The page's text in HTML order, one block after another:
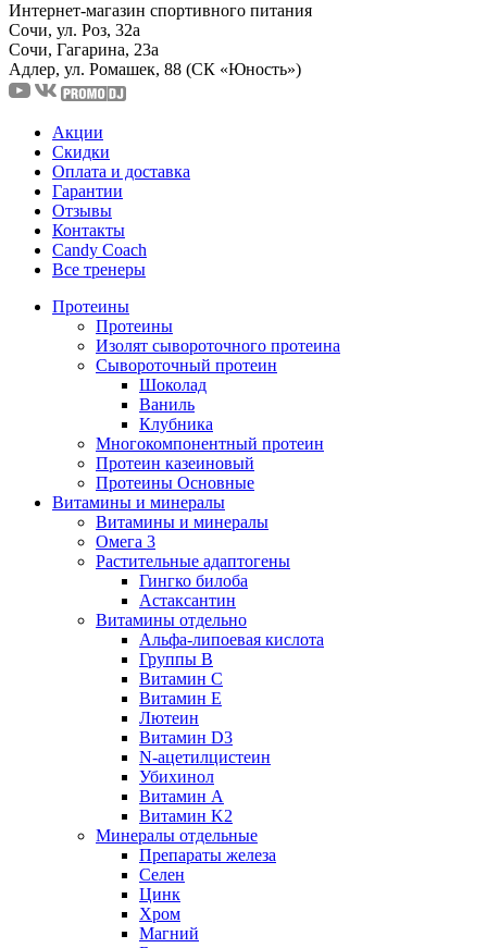
Интернет-магазин спортивного питания
Сочи, ул. Роз, 32а
Сочи, Гагарина, 23а
Адлер, ул. Ромашек, 88 (СК «Юность»)
Акции
Скидки
Оплата и доставка
Гарантии
Отзывы
Контакты
Candy Coach
Все тренеры
Протеины
Протеины
Изолят сывороточного протеина
Сывороточный протеин
Шоколад
Ваниль
Клубника
Многокомпонентный протеин
Протеин казеиновый
Протеины Основные
Витамины и минералы
Витамины и минералы
Омега 3
Растительные адаптогены
Гингко билоба
Астаксантин
Витамины отдельно
Альфа-липоевая кислота
Группы B
Витамин С
Витамин Е
Лютеин
Витамин D3
N-ацетилцистеин
Убихинол
Витамин А
Витамин K2
Минералы отдельные
Препараты железа
Селен
Цинк
Хром
Магний